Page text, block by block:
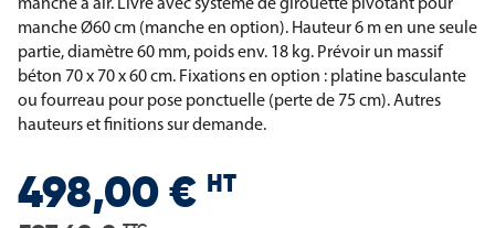
manche Ø60 cm (manche en option). Hauteur 6 m en une seule
partie, diamètre 60 mm, poids env. 18 kg. Prévoir un massif
béton 70 x 70 x 60 cm. Fixations en option : platine basculante
ou fourreau pour pose ponctuelle (perte de 75 cm). Autres
hauteurs et finitions sur demande.
498,00 € HT